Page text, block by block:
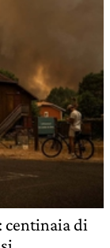
centinaia di